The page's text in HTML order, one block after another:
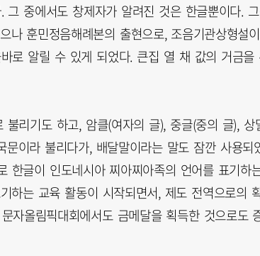
중에서도 창제자가 알려진 것은 한글뿐이다.
훈민정음해례본의 출현으로, 조음기관상형설이
로 알릴 수 있게 되었다. 큰집 열 채 값의 거금을
리기도 하고, 암클(여자의 글), 중글(중의 글), 상
이라 불리다가, 배달말이라는 말도 잠깐 사용되
한글이 인도네시아 찌아찌아족의 언어를 표기하
하는 교육 활동이 시작되면서, 제도 전역으로의
자올림픽대회에서도 금메달을 획득한 것으로도